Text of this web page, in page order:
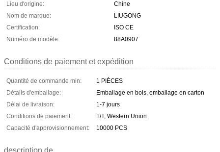
Lieu d'origine:
Chine
Nom de marque:
LIUGONG
Certification:
ISO CE
Numéro de modèle:
88A0907
Conditions de paiement et expédition
Quantité de commande min:
1 PIÈCES
Détails d'emballage:
Emballage en bois, emballage en carton
Délai de livraison:
1-7 jours
Conditions de paiement:
T/T, Western Union
Capacité d'approvisionnement:
10000 PCS
description de